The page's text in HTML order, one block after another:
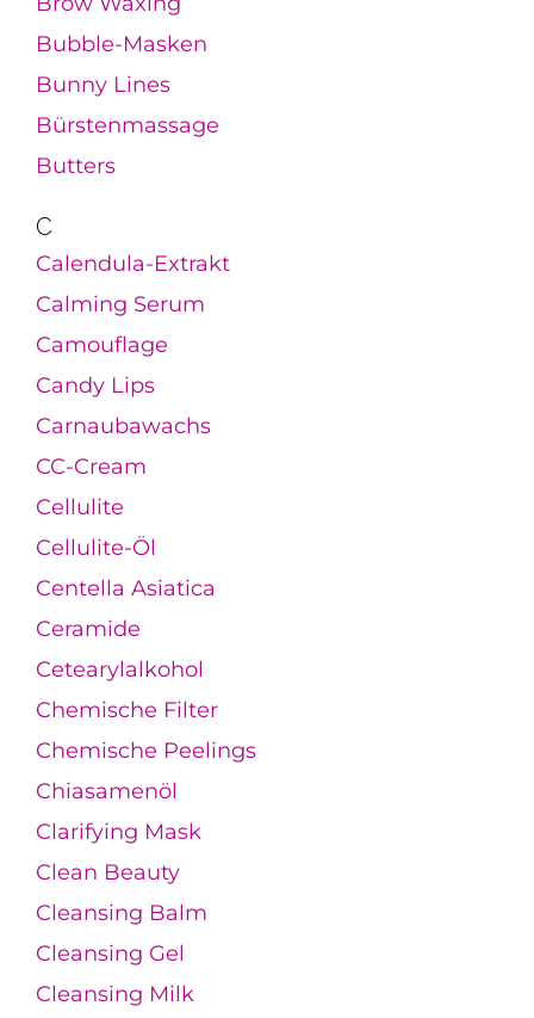
Bubble-Masken
Bunny Lines
Bürstenmassage
Butters
C
Calendula-Extrakt
Calming Serum
Camouflage
Candy Lips
Carnaubawachs
CC-Cream
Cellulite
Cellulite-Öl
Centella Asiatica
Ceramide
Cetearylalkohol
Chemische Filter
Chemische Peelings
Chiasamenöl
Clarifying Mask
Clean Beauty
Cleansing Balm
Cleansing Gel
Cleansing Milk